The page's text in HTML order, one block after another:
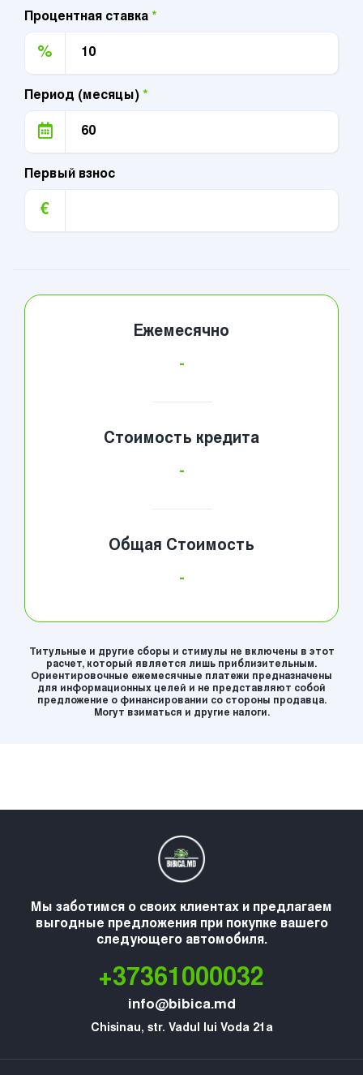
Процентная ставка *
%
Период (месяцы) *
Первый взнос
€
Ежемесячно
-
Стоимость кредита
-
Общая Стоимость
-
Титульные и другие сборы и стимулы не включены в этот
расчет, который является лишь приблизительным.
Ориентировочные ежемесячные платежи предназначены
для информационных целей и не представляют собой
предложение о финансировании со стороны продавца.
Могут взиматься и другие налоги.
Мы заботимся о своих клиентах и предлагаем
выгодные предложения при покупке вашего
следующего автомобиля.
+37361000032
info@bibica.md
Chisinau, str. Vadul lui Voda 21a